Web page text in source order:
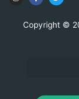
Copyright ©